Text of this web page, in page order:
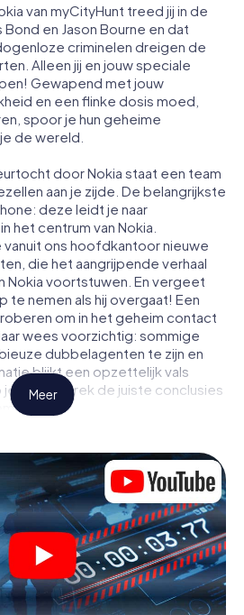
van myCityHunt treed jij in de
en Jason Bourne en dat
criminelen dreigen de
Alleen jij en jouw speciale
Gewapend met jouw
en een flinke dosis moed,
spoor je hun geheime
de wereld.
door Nokia staat een team
aan je zijde. De belangrijkste
deze leidt je naar
het centrum van Nokia.
ons hoofdkantoor nieuwe
die het aangrijpende verhaal
Nokia voortstuwen. En vergeet
nemen als hij overgaat! Een
om in het geheim contact
wees voorzichtig: sommige
dubbelagenten te zijn en
blijkt een opzettelijk vals
hoede, trek de juiste conclusies
waaruit je jezelf binnen een
bevrijden. Met deze
wordt heel Nokia jouw
voorwaarden voor jouw
smartphone en toegang tot het
klik krijg jij toegang tot onze app.
om door interactieve video's,
functies in de actie te
Meer